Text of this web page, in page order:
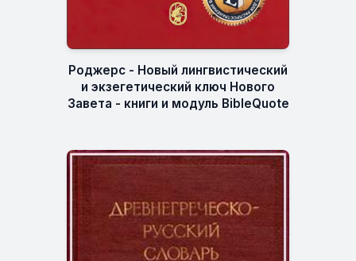
Роджерс - Новый лингвистический
и экзегетический ключ Нового
Завета - книги и модуль BibleQuote